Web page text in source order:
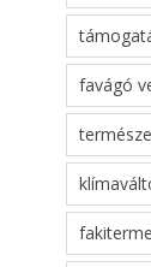
favágó